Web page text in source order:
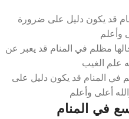
قد يكون دليل على ضرورة
وأعلم
مظلم في المنام قد يعبر عن
علم الغيب
في المنام قد يكون دليل على
أعلى وأعلم
في المنام